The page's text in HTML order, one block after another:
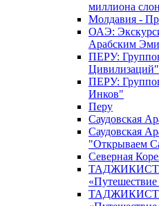
миллиона
Молдавия -
ОАЭ:
Арабским
ПЕРУ:
Цивилизаций"
ПЕРУ:
Инков"
Перу
Саудовская
Саудовская
"Открываем
Северная